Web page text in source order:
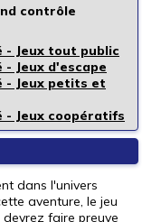
contrôle
- Jeux tout public
- Jeux d'escape
- Jeux petits et
- Jeux coopératifs
dans l'univers
aventure, le jeu
faire preuve